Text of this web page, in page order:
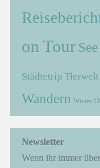
on Tour See
Städtetrip Tierwelt
Wandern Winter
Newsletter
Wenn ihr immer